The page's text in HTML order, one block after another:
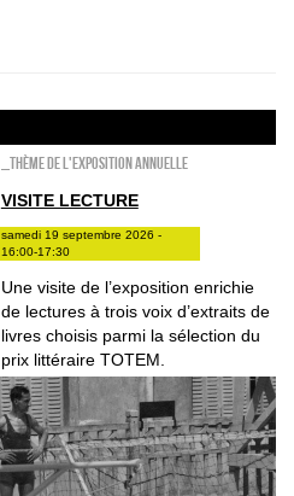
_Thème de l'exposition annuelle
VISITE LECTURE
samedi 19 septembre 2026 -
16:00-17:30
Une visite de l’exposition enrichie
de lectures à trois voix d’extraits de
livres choisis parmi la sélection du
prix littéraire TOTEM.